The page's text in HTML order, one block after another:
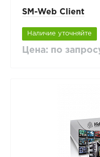
SM-Web Client
Наличие уточняйте
Цена: по